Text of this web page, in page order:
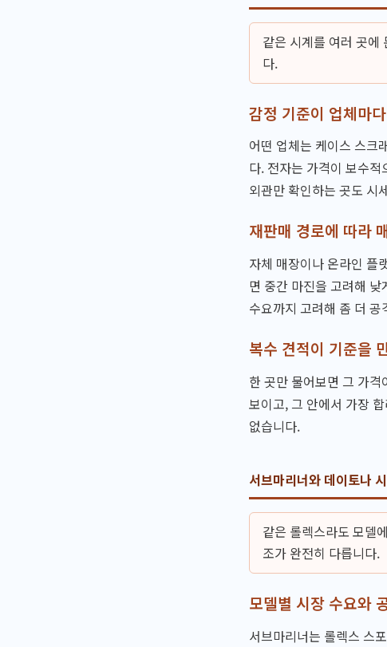
같은 시계를 여러 곳에
다.
감정 기준이 업체마
어떤 업체는 케이스 스크
다. 전자는 가격이 보수
외관만 확인하는 곳도 시
재판매 경로에 따라
자체 매장이나 온라인 플
면 중간 마진을 고려해
수요까지 고려해 좀 더
복수 견적이 기준을
한 곳만 물어보면 그 가
보이고, 그 안에서 가장
없습니다.
서브마리너와 데이토나
같은 롤렉스라도 모델
조가 완전히 다릅니다.
모델별 시장 수요와
서브마리너는 롤렉스 스